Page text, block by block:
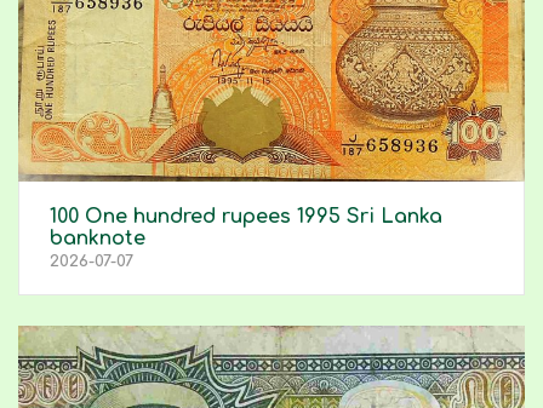
100 One hundred rupees 1995 Sri Lanka
banknote
2026-07-07